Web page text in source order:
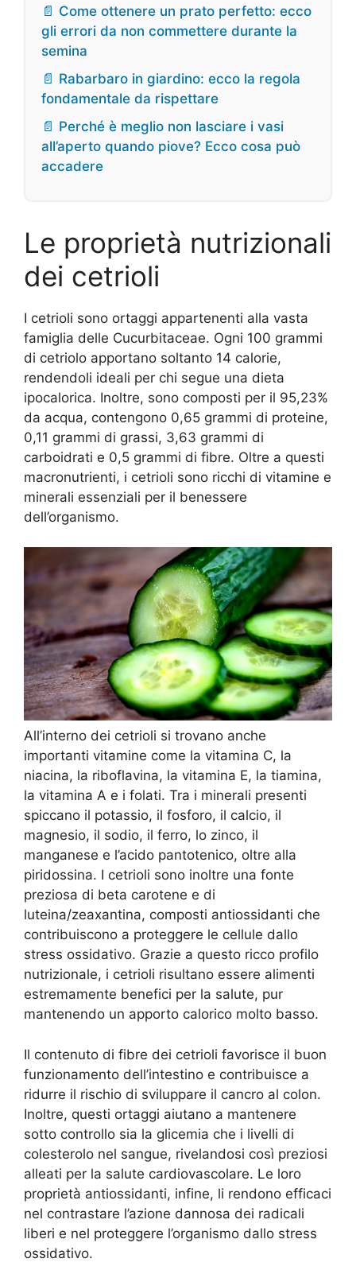
📄 Come ottenere un prato perfetto: ecco
gli errori da non commettere durante la
semina
📄 Rabarbaro in giardino: ecco la regola
fondamentale da rispettare
📄 Perché è meglio non lasciare i vasi
all’aperto quando piove? Ecco cosa può
accadere
Le proprietà nutrizionali
dei cetrioli
I cetrioli sono ortaggi appartenenti alla vasta
famiglia delle Cucurbitaceae. Ogni 100 grammi
di cetriolo apportano soltanto 14 calorie,
rendendoli ideali per chi segue una dieta
ipocalorica. Inoltre, sono composti per il 95,23%
da acqua, contengono 0,65 grammi di proteine,
0,11 grammi di grassi, 3,63 grammi di
carboidrati e 0,5 grammi di fibre. Oltre a questi
macronutrienti, i cetrioli sono ricchi di vitamine e
minerali essenziali per il benessere
dell’organismo.
All’interno dei cetrioli si trovano anche
importanti vitamine come la vitamina C, la
niacina, la riboflavina, la vitamina E, la tiamina,
la vitamina A e i folati. Tra i minerali presenti
spiccano il potassio, il fosforo, il calcio, il
magnesio, il sodio, il ferro, lo zinco, il
manganese e l’acido pantotenico, oltre alla
piridossina. I cetrioli sono inoltre una fonte
preziosa di beta carotene e di
luteina/zeaxantina, composti antiossidanti che
contribuiscono a proteggere le cellule dallo
stress ossidativo. Grazie a questo ricco profilo
nutrizionale, i cetrioli risultano essere alimenti
estremamente benefici per la salute, pur
mantenendo un apporto calorico molto basso.
Il contenuto di fibre dei cetrioli favorisce il buon
funzionamento dell’intestino e contribuisce a
ridurre il rischio di sviluppare il cancro al colon.
Inoltre, questi ortaggi aiutano a mantenere
sotto controllo sia la glicemia che i livelli di
colesterolo nel sangue, rivelandosi così preziosi
alleati per la salute cardiovascolare. Le loro
proprietà antiossidanti, infine, li rendono efficaci
nel contrastare l’azione dannosa dei radicali
liberi e nel proteggere l’organismo dallo stress
ossidativo.